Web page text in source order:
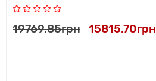
19769.85грн 15815.70грн